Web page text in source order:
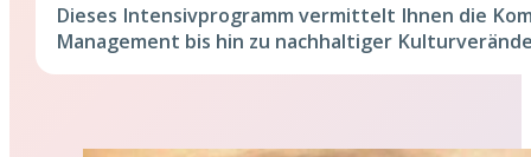
Dieses Intensivprogramm vermittelt Ihnen die
Management bis hin zu nachhaltiger